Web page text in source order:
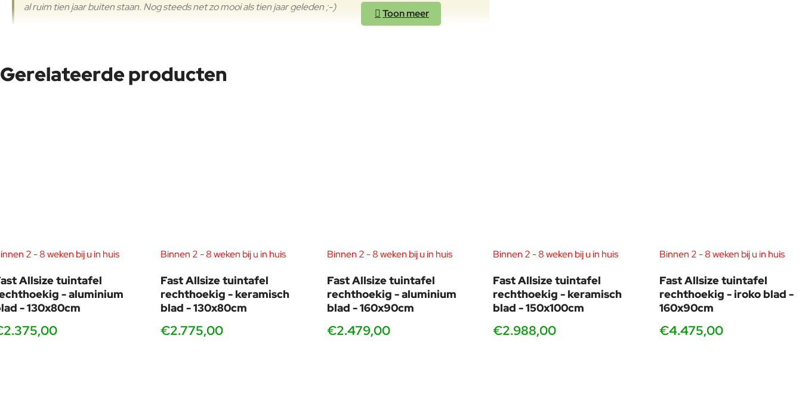
al ruim tien jaar buiten staan. Nog steeds net zo mooi als tien jaar geleden ;-)
Alberto Lievore (Buenos Aires, 1948) studeerde af als architect aan de Universiteit van Buenos Aires. Hij verhuisde in 1976 naar Barcelona, ​​waar hij zijn ontwerpactiviteiten ontwikkelde en zich
richtte op een breed scala aan sectoren. Samen met Jorge Pensi creëerde hij het SIDI-platform om de waarde van Spaans design te vergroten.
Gerelateerde producten
2 - 8 weken bij u in huis
Allsize tuintafel
- aluminium
- 130x80cm
Binnen 2 - 8 weken bij u in huis
Fast Allsize tuintafel
rechthoekig - keramisch
blad - 130x80cm
€2.775,00
Binnen 2 - 8 weken bij u in huis
Fast Allsize tuintafel
rechthoekig - aluminium
blad - 160x90cm
€2.479,00
Binnen 2 - 8 weken bij u in huis
Fast Allsize tuintafel
rechthoekig - keramisch
blad - 150x100cm
€2.988,00
Binnen 2 - 8 weken bij u in huis
Fast Allsize tuintafel
rechthoekig - iroko blad -
160x90cm
€4.475,00